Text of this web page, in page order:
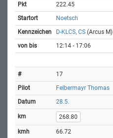
222.45
Noetsch
D-KLCS, CS (Arcus M)
12:14 - 17:06
17
Felbermayr Thomas
28.5.
268.80
66.72